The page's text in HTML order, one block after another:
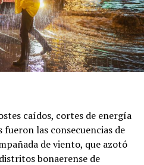
caídos, cortes de energía
fueron las consecuencias de
de viento, que azotó
bonaerense de